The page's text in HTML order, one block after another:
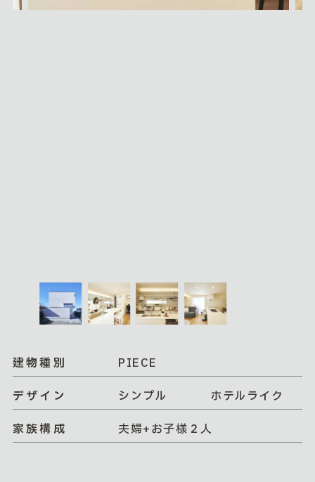
建物種別
PIECE
デザイン
シンプル
ホテルライク
家族構成
夫婦+お子様２人